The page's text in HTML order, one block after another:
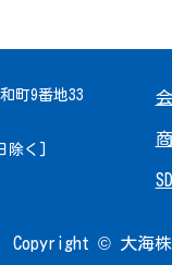
町9番地33
除く]
Copyright © 大海